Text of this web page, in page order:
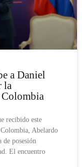
a Daniel
la
Colombia
recibido este
Abelardo
de posesión
El encuentro